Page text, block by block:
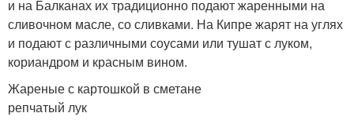
и на Балканах их традиционно подают жаренными на
сливочном масле, со сливками. На Кипре жарят на углях
и подают с различными соусами или тушат с луком,
кориандром и красным вином.
Жареные с картошкой в сметане
репчатый лук